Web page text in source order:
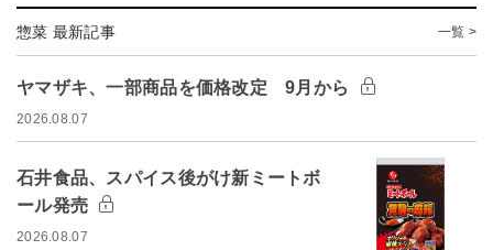
惣菜 最新記事 一覧 >
ヤマザキ、一部商品を価格改定 9月から
2026.08.07
石井食品、スパイス後がけ新ミートボ
ール発売
2026.08.07